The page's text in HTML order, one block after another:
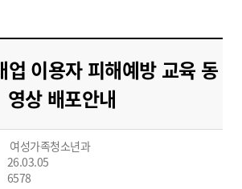
도
시
군
산
업 이용자 피해예방 교육 동
영상 배포안내
여성가족청소년과
26.03.05
6578